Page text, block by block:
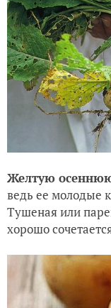
Желтую
ведь ее молодые
Тушеная или
хорошо